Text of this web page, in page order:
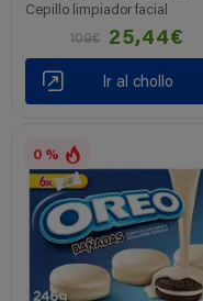
Cepillo limpiador facial
109€
25,44€
Ir al chollo
0 %